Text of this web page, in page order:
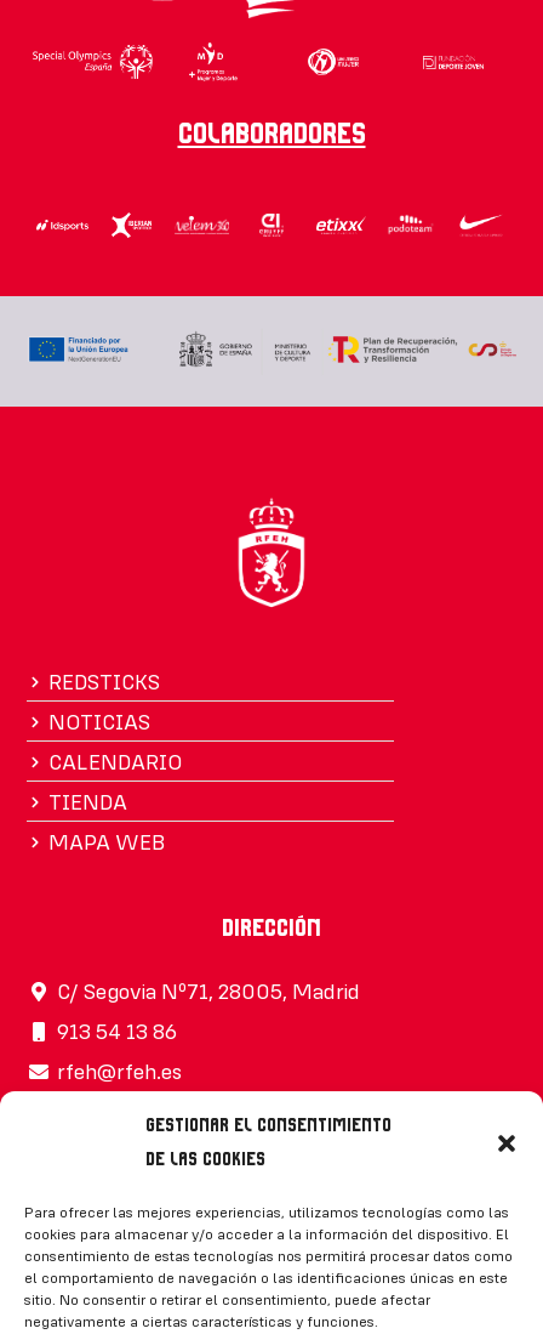
Gestionar el consentimiento
de las cookies
Para ofrecer las mejores experiencias, utilizamos tecnologías como las
cookies para almacenar y/o acceder a la información del dispositivo. El
consentimiento de estas tecnologías nos permitirá procesar datos como
el comportamiento de navegación o las identificaciones únicas en este
sitio. No consentir o retirar el consentimiento, puede afectar
negativamente a ciertas características y funciones.
Colaboradores
REDSTICKS
NOTICIAS
CALENDARIO
TIENDA
MAPA WEB
Dirección
C/ Segovia Nº71, 28005, Madrid
913 54 13 86
rfeh@rfeh.es
Síguenos